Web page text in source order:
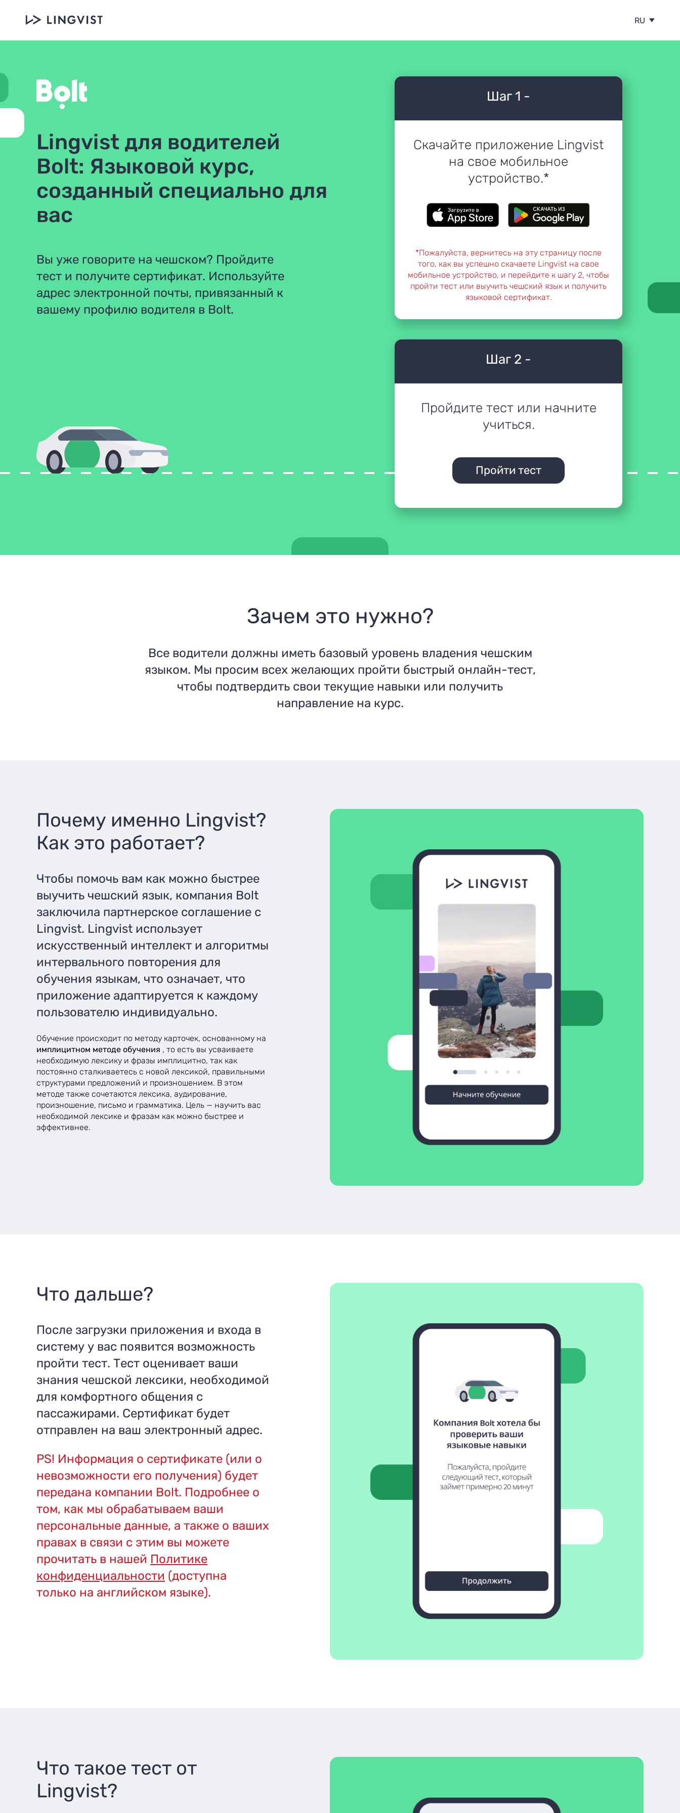
RU
Lingvist для водителей
Bolt: Языковой курс,
созданный специально для
вас
Вы уже говорите на чешском? Пройдите
тест и получите сертификат. Используйте
адрес электронной почты, привязанный к
вашему профилю водителя в Bolt.
Шаг 1 -
Скачайте приложение Lingvist
на свое мобильное
устройство.*
*Пожалуйста, вернитесь на эту страницу после
того, как вы успешно скачаете Lingvist на свое
мобильное устройство, и перейдите к шагу 2, чтобы
пройти тест или выучить чешский язык и получить
языковой сертификат.
Шаг 2 -
Пройдите тест или начните
учиться.
Пройти тест
Зачем это нужно?
Все водители должны иметь базовый уровень владения чешским
языком. Мы просим всех желающих пройти быстрый онлайн-тест,
чтобы подтвердить свои текущие навыки или получить
направление на курс.
Почему именно Lingvist?
Как это работает?
Чтобы помочь вам как можно быстрее
выучить чешский язык, компания Bolt
заключила партнерское соглашение с
Lingvist. Lingvist использует
искусственный интеллект и алгоритмы
интервального повторения для
обучения языкам, что означает, что
приложение адаптируется к каждому
пользователю индивидуально.
Обучение происходит по методу карточек, основанному на
имплицитном методе обучения , то есть вы усваиваете
необходимую лексику и фразы имплицитно, так как
постоянно сталкиваетесь с новой лексикой, правильными
структурами предложений и произношением. В этом
методе также сочетаются лексика, аудирование,
произношение, письмо и грамматика. Цель — научить вас
необходимой лексике и фразам как можно быстрее и
эффективнее.
Что дальше?
После загрузки приложения и входа в
систему у вас появится возможность
пройти тест. Тест оценивает ваши
знания чешской лексики, необходимой
для комфортного общения с
пассажирами. Сертификат будет
отправлен на ваш электронный адрес.
PS! Информация о сертификате (или о
невозможности его получения) будет
передана компании Bolt. Подробнее о
том, как мы обрабатываем ваши
персональные данные, а также о ваших
правах в связи с этим вы можете
прочитать в нашей Политике
конфиденциальности (доступна
только на английском языке).
Что такое тест от
Lingvist?